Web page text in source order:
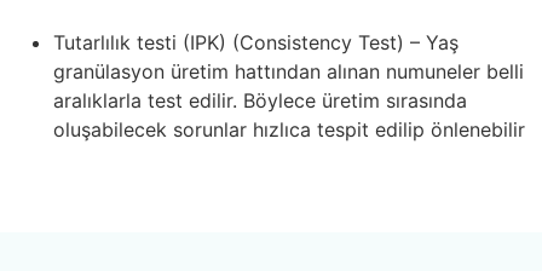
Tutarlılık testi (IPK) (Consistency Test) – Yaş
granülasyon üretim hattından alınan numuneler belli
aralıklarla test edilir. Böylece üretim sırasında
oluşabilecek sorunlar hızlıca tespit edilip önlenebilir